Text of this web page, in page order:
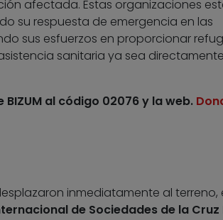
afectada. Estas organizaciones
su respuesta de emergencia en las
sus esfuerzos en proporcionar
sanitaria ya sea
al código 02076 y la web.
inmediatamente al terreno,
de Sociedades de la Cruz